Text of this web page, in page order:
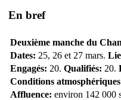
En bref
Deuxième manche du
Dates: 25, 26 et 27 mars.
Engagés: 20. Qualifiés: 20.
Conditions
Affluence: environ 142 000